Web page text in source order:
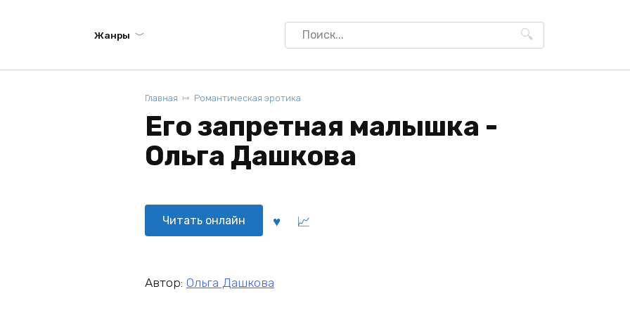
Жанры
Search
for:
Главная Романтическая эротика
Его запретная малышка -
Ольга Дашкова
Читать онлайн
Автор: Ольга Дашкова